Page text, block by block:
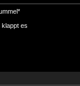
klappt es